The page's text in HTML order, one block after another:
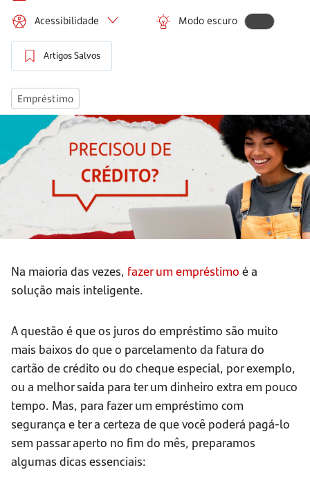
Acessibilidade Modo escuro
Artigos Salvos
Empréstimo
Na maioria das vezes, fazer um empréstimo é a
solução mais inteligente.
A questão é que os juros do empréstimo são muito
mais baixos do que o parcelamento da fatura do
cartão de crédito ou do cheque especial, por exemplo,
ou a melhor saída para ter um dinheiro extra em pouco
tempo. Mas, para fazer um empréstimo com
segurança e ter a certeza de que você poderá pagá-lo
sem passar aperto no fim do mês, preparamos
algumas dicas essenciais: